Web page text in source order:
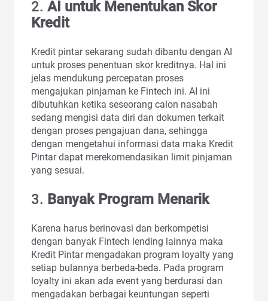
2. AI untuk Menentukan Skor
Kredit
Kredit pintar sekarang sudah dibantu dengan AI
untuk proses penentuan skor kreditnya. Hal ini
jelas mendukung percepatan proses
mengajukan pinjaman ke Fintech ini. AI ini
dibutuhkan ketika seseorang calon nasabah
sedang mengisi data diri dan dokumen terkait
dengan proses pengajuan dana, sehingga
dengan mengetahui informasi data maka Kredit
Pintar dapat merekomendasikan limit pinjaman
yang sesuai.
3. Banyak Program Menarik
Karena harus berinovasi dan berkompetisi
dengan banyak Fintech lending lainnya maka
Kredit Pintar mengadakan program loyalty yang
setiap bulannya berbeda-beda. Pada program
loyalty ini akan ada event yang berdurasi dan
mengadakan berbagai keuntungan seperti